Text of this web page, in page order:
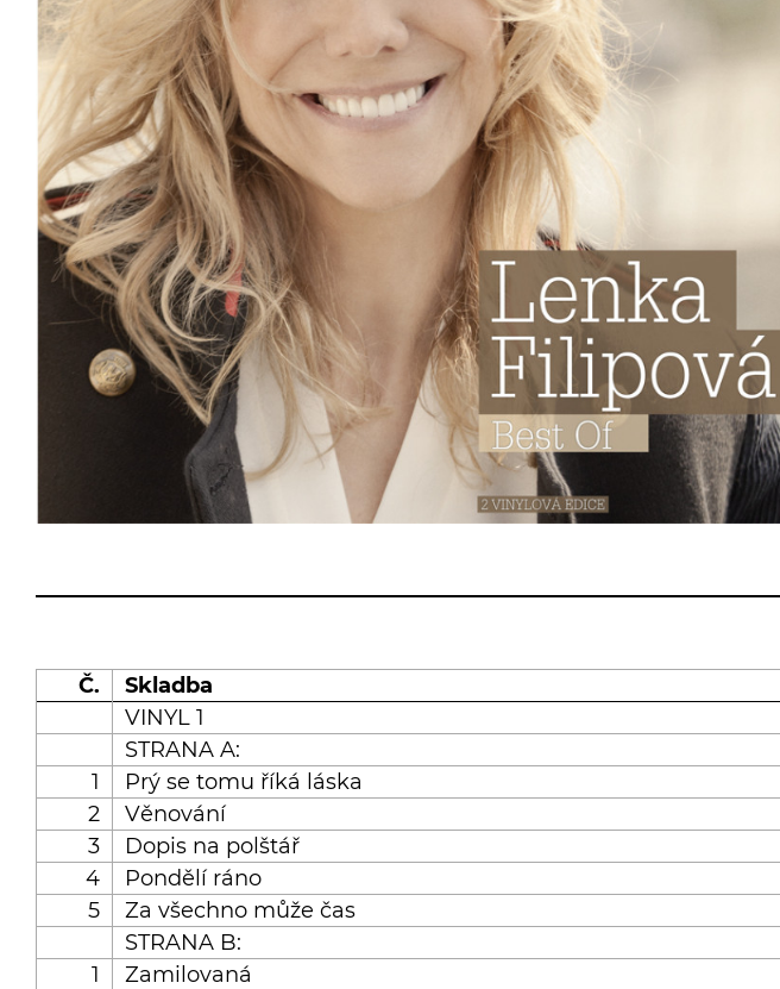
Č.
Skladba
VINYL 1
STRANA A:
1
Prý se tomu říká láska
2
Věnování
3
Dopis na polštář
4
Pondělí ráno
5
Za všechno může čas
STRANA B:
1
Zamilovaná